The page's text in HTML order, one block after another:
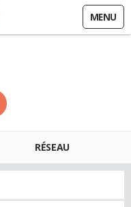
MENU
RÉSEAU